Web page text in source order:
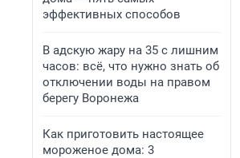
эффективных способов
В адскую жару на 35 с лишним
часов: всё, что нужно знать об
отключении воды на правом
берегу Воронежа
Как приготовить настоящее
мороженое дома: 3